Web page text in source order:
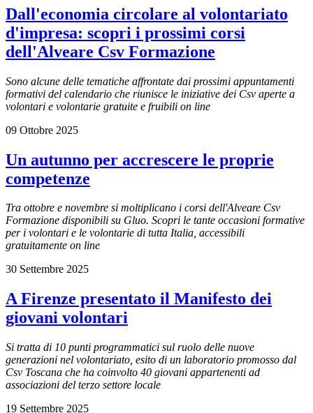
Dall'economia circolare al volontariato
d'impresa: scopri i prossimi corsi
dell'Alveare Csv Formazione
Sono alcune delle tematiche affrontate dai prossimi appuntamenti
formativi del calendario che riunisce le iniziative dei Csv aperte a
volontari e volontarie gratuite e fruibili on line
09 Ottobre 2025
Un autunno per accrescere le proprie
competenze
Tra ottobre e novembre si moltiplicano i corsi dell'Alveare Csv
Formazione disponibili su Gluo. Scopri le tante occasioni formative
per i volontari e le volontarie di tutta Italia, accessibili
gratuitamente on line
30 Settembre 2025
A Firenze presentato il Manifesto dei
giovani volontari
Si tratta di 10 punti programmatici sul ruolo delle nuove
generazioni nel volontariato, esito di un laboratorio promosso dal
Csv Toscana che ha coinvolto 40 giovani appartenenti ad
associazioni del terzo settore locale
19 Settembre 2025